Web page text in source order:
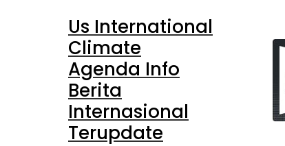
Us International
Climate
Agenda Info
Berita
Internasional
Terupdate